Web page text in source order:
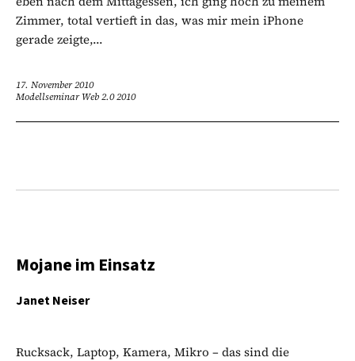
Zimmer, total vertieft in das, was mir mein iPhone
gerade zeigte,...
17. November 2010
Modellseminar Web 2.0 2010
Mojane im Einsatz
Janet Neiser
Rucksack, Laptop, Kamera, Mikro – das sind die